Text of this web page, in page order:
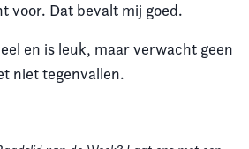
voor. Dat bevalt mij goed.
en is leuk, maar verwacht geen
niet tegenvallen.